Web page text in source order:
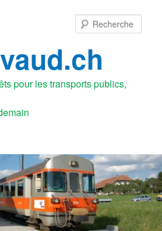
pour les transports publics,